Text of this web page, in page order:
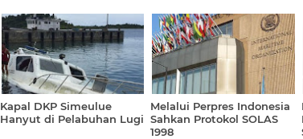
Normal
Kapal DKP Simeulue
Hanyut di Pelabuhan Lugi
Melalui Perpres Indonesia
Sahkan Protokol SOLAS
1998